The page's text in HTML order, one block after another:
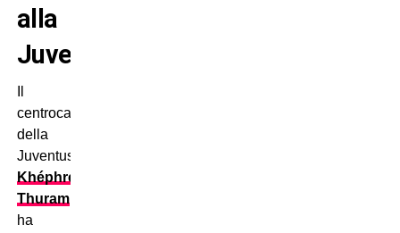
alla
Juve”
centrocampista
della
Juventus
Khéphren
Thuram
ha